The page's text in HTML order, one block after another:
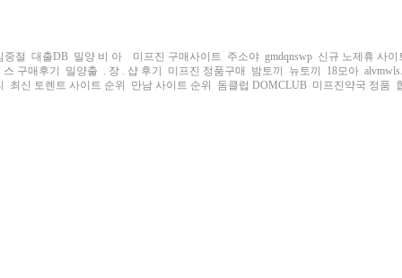
중절 대출DB 밀양 비 아 미프진 구매사이트 주소야 gmdqnswp 신규 노제휴 사이
구매후기
밀양출 . 장 . 샵 후기 미프진 정품구매 밤토끼 뉴토끼 18모아
최신 토렌트 사이트 순위 만남 사이트 순위 돔클럽 DOMCLUB 미프진약국 정품